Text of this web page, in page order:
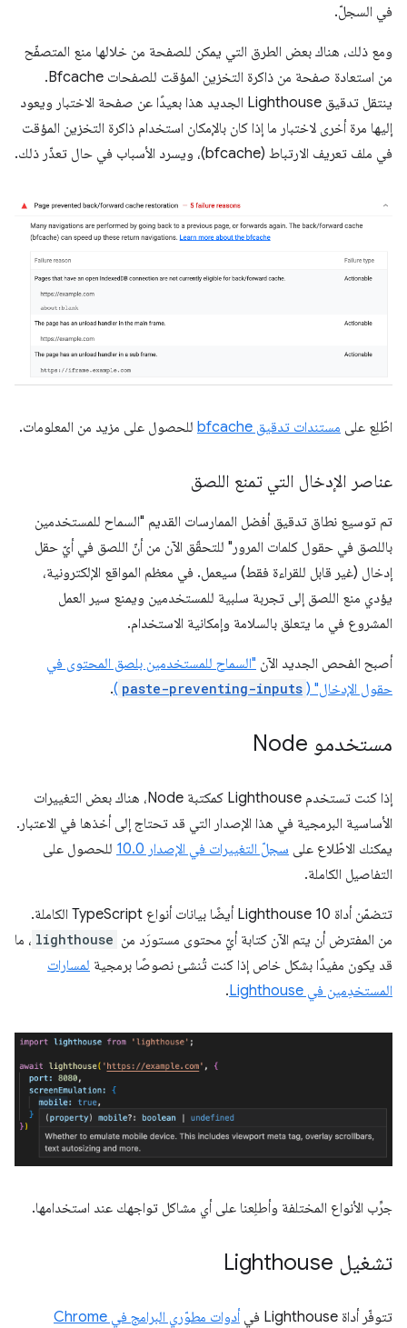
في السجلّ.
ومع ذلك، هناك بعض الطرق التي يمكن للصفحة من خلالها منع المتصفّح
من استعادة صفحة من ذاكرة التخزين المؤقت للصفحات Bfcache.
ينتقل تدقيق Lighthouse الجديد هذا بعيدًا عن صفحة الاختبار ويعود
إليها مرة أخرى لاختبار ما إذا كان بالإمكان استخدام ذاكرة التخزين المؤقت
في ملف تعريف الارتباط (bfcache)، ويسرد الأسباب في حال تعذّر ذلك.
اطّلِع على مستندات تدقيق bfcache للحصول على مزيد من المعلومات.
عناصر الإدخال التي تمنع اللصق
تم توسيع نطاق تدقيق أفضل الممارسات القديم "السماح للمستخدمين
باللصق في حقول كلمات المرور" للتحقّق الآن من أنّ اللصق في أيّ حقل
إدخال (غير قابل للقراءة فقط) سيعمل. في معظم المواقع الإلكترونية،
يؤدي منع اللصق إلى تجربة سلبية للمستخدمين ويمنع سير العمل
المشروع في ما يتعلق بالسلامة وإمكانية الاستخدام.
أصبح الفحص الجديد الآن "السماح للمستخدمين بلصق المحتوى في
حقول الإدخال" ( paste-preventing-inputs
)
.
مستخدمو Node
إذا كنت تستخدم Lighthouse كمكتبة Node، هناك بعض التغييرات
الأساسية البرمجية في هذا الإصدار التي قد تحتاج إلى أخذها في الاعتبار.
يمكنك الاطّلاع على سجلّ التغييرات في الإصدار 10.0
للحصول على
التفاصيل الكاملة.
تتضمّن أداة Lighthouse 10 أيضًا بيانات أنواع TypeScript الكاملة.
من المفترض أن يتم الآن كتابة أيّ محتوى مستورَد من lighthouse ، ما
قد يكون مفيدًا بشكل خاص إذا كنت تُنشئ نصوصًا برمجية لمسارات
المستخدِمين في Lighthouse
.
جرِّب الأنواع المختلفة وأطلِعنا على أي مشاكل تواجهك عند استخدامها.
تشغيل Lighthouse
تتوفّر أداة Lighthouse في
أدوات مطوّري البرامج في Chrome